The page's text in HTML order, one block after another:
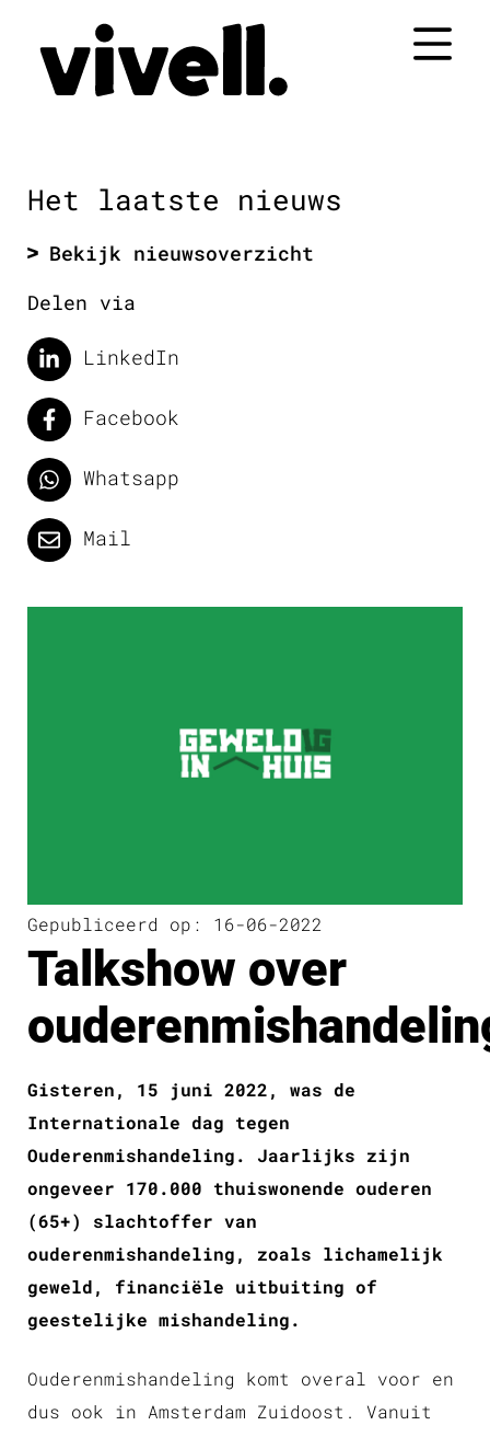
inhoud
springen
Het laatste nieuws
Bekijk nieuwsoverzicht
Delen via
LinkedIn
Facebook
Whatsapp
Mail
Gepubliceerd op: 16-06-2022
Talkshow over
Gisteren, 15 juni 2022, was de
Internationale dag tegen
Ouderenmishandeling. Jaarlijks zijn
ongeveer 170.000 thuiswonende ouderen
(65+) slachtoffer van
ouderenmishandeling, zoals lichamelijk
geweld, financiële uitbuiting of
geestelijke mishandeling.
Ouderenmishandeling komt overal voor en
dus ook in Amsterdam Zuidoost. Vanuit